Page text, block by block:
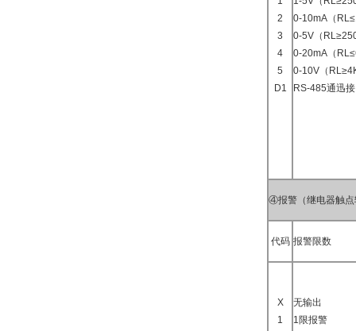
2
3
4
5
D1
0-10mA（
0-5V（
0-20mA（
0-10V（
RS-485通迅
④报警（继电器触点
代码 报警限数
X
1
无输出
1限报警